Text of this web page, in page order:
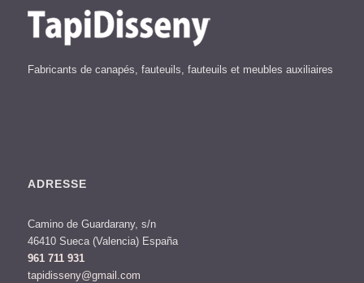
Fabricants de canapés, fauteuils, fauteuils et meubles auxiliaires
ADRESSE
Camino de Guardarany, s/n
46410 Sueca (Valencia) España
961 711 931
tapidisseny@gmail.com